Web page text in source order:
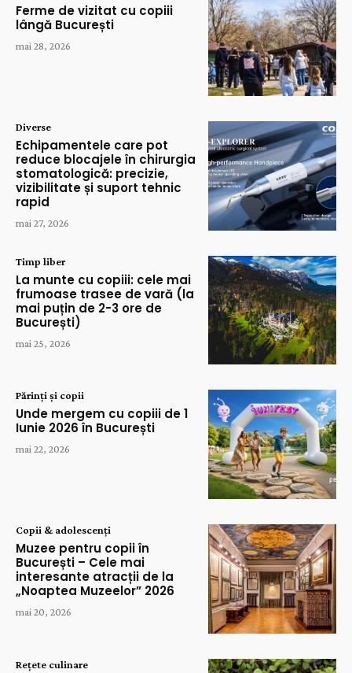
Ferme de vizitat cu copiii
lângă București
mai 28, 2026
Diverse
Echipamentele care pot
reduce blocajele în chirurgia
stomatologică: precizie,
vizibilitate și suport tehnic
rapid
mai 27, 2026
Timp liber
La munte cu copiii: cele mai
frumoase trasee de vară (la
mai puțin de 2-3 ore de
București)
mai 25, 2026
Părinți și copii
Unde mergem cu copiii de 1
Iunie 2026 în București
mai 22, 2026
Copii & adolescenți
Muzee pentru copii în
București – Cele mai
interesante atracții de la
„Noaptea Muzeelor” 2026
mai 20, 2026
Rețete culinare